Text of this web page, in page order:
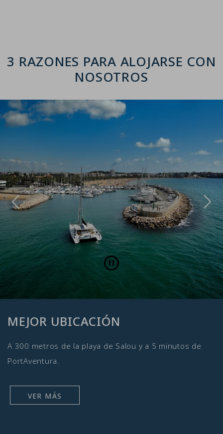
3 RAZONES PARA ALOJARSE CON
NOSOTROS
Pause
MEJOR UBICACIÓN
A 300 metros de la playa de Salou y a 5 minutos de
PortAventura.
VER MÁS